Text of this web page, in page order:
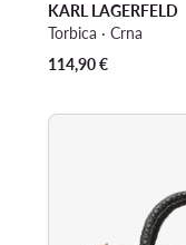
KARL LAGERFELD
Torbica · Crna
114,90€